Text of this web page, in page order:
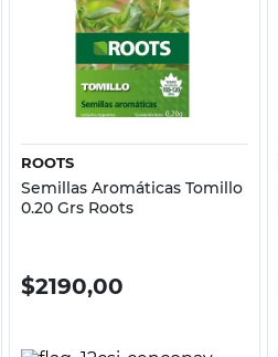
Vista rápida
ROOTS
Semillas Aromáticas Tomillo
0.20 Grs Roots
$2190,00